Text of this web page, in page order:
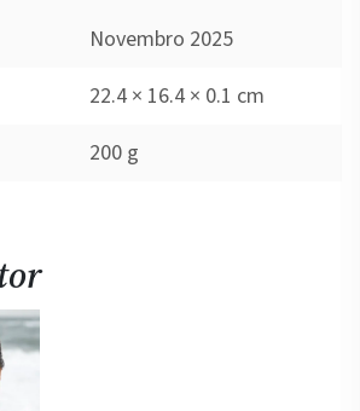
Novembro 2025
22.4 × 16.4 × 0.1 cm
200 g